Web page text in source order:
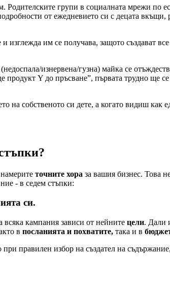
Родителските групи в социалната мрежи по
от ежедневието си с децата вкъщи,
изглежда им се получава, защото създават
изнервена/гузна) майка се
Y до пръсване”, първата трудно ще
на собственото си дете, а когато видиш как
точните хора за вашия бизнес. Това
- в седем стъпки:
си.
всяка кампания зависи от нейните цели. Дали
в посланията и похватите, така и в
правилен избор на създател на